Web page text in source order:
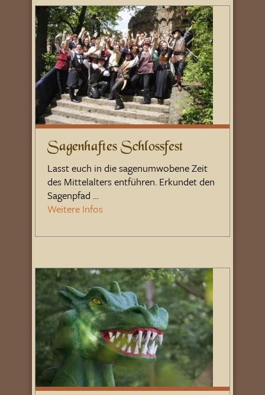
Sagenhaftes Schlossfest
Lasst euch in die sagenumwobene Zeit
des Mittelalters entführen. Erkundet den
Sagenpfad …
Weitere Infos